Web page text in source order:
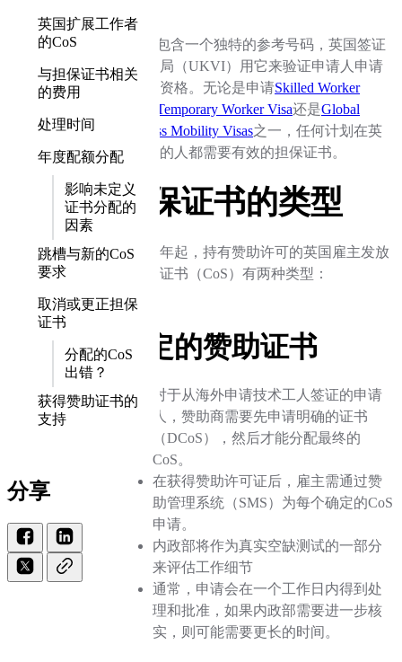
英国扩展工作者
的CoS
与担保证书相关
的费用
处理时间
年度配额分配
影响未定义
证书分配的
因素
跳槽与新的CoS
要求
取消或更正担保
证书
分配的CoS
出错？
获得赞助证书的
支持
分享
本CoS包含一个独特的参考号码，英国签证
及移民局（UKVI）用它来验证申请人申请
签证的资格。无论是申请Skilled Worker
Temporary Worker Visa还是Global
Business Mobility Visas之一，任何计划在英
国工作的人都需要有效的担保证书。
担保证书的类型
自2020年起，持有赞助许可的英国雇主发放
的赞助证书（CoS）有两种类型：
确定的赞助证书
对于从海外申请技术工人签证的申请
人，赞助商需要先申请明确的证书
（DCoS），然后才能分配最终的
CoS。
在获得赞助许可证后，雇主需通过赞
助管理系统（SMS）为每个确定的CoS
申请。
内政部将作为真实空缺测试的一部分
来评估工作细节
通常，申请会在一个工作日内得到处
理和批准，如果内政部需要进一步核
实，则可能需要更长的时间。